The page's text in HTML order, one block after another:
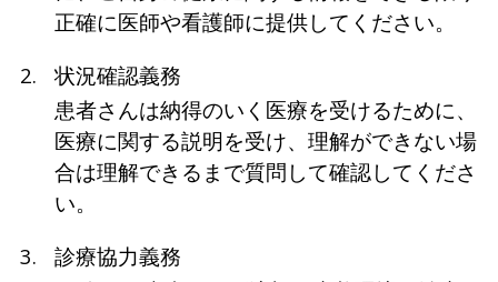
正確に医師や看護師に提供してください。
状況確認義務
患者さんは納得のいく医療を受けるために、
医療に関する説明を受け、理解ができない場
合は理解できるまで質問して確認してくださ
い。
診療協力義務